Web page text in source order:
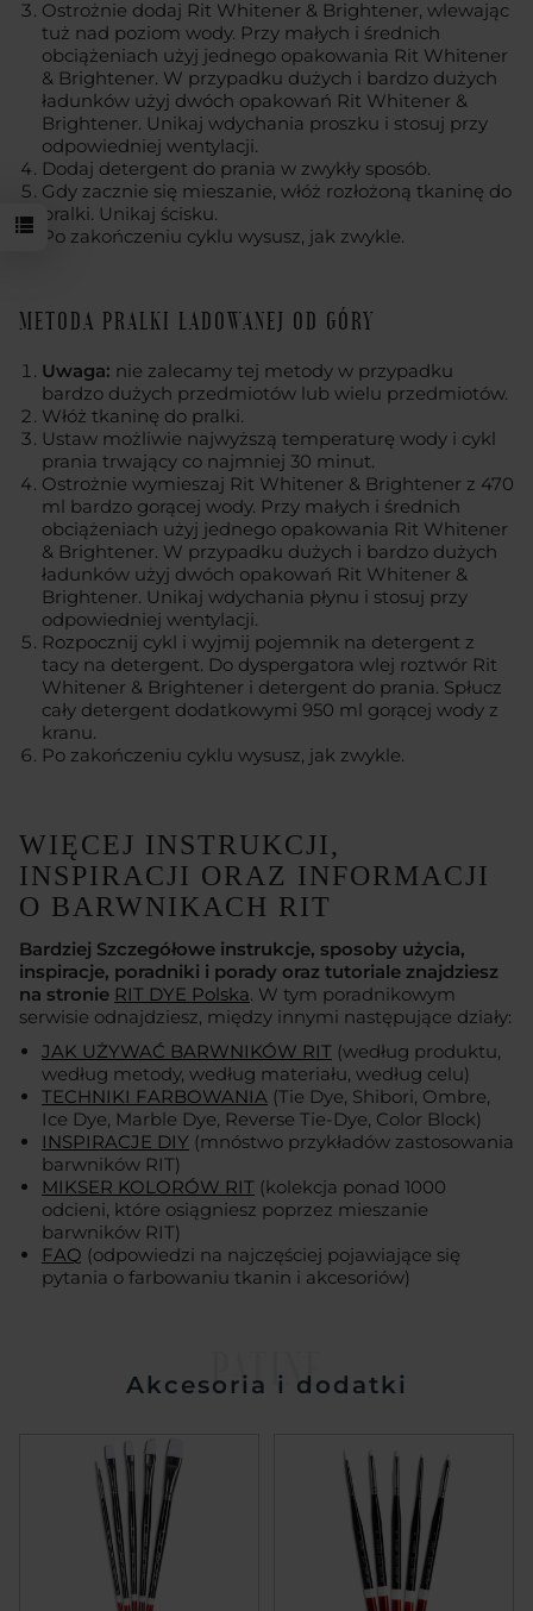
Ostrożnie dodaj Rit Whitener & Brightener, wlewając
tuż nad poziom wody. Przy małych i średnich
obciążeniach użyj jednego opakowania Rit Whitener
& Brightener. W przypadku dużych i bardzo dużych
ładunków użyj dwóch opakowań Rit Whitener &
Brightener. Unikaj wdychania proszku i stosuj przy
odpowiedniej wentylacji.
Dodaj detergent do prania w zwykły sposób.
Gdy zacznie się mieszanie, włóż rozłożoną tkaninę do
pralki. Unikaj ścisku.
Po zakończeniu cyklu wysusz, jak zwykle.
METODA PRALKI ŁADOWANEJ OD GÓRY
Uwaga: nie zalecamy tej metody w przypadku
bardzo dużych przedmiotów lub wielu przedmiotów.
Włóż tkaninę do pralki.
Ustaw możliwie najwyższą temperaturę wody i cykl
prania trwający co najmniej 30 minut.
Ostrożnie wymieszaj Rit Whitener & Brightener z 470
ml bardzo gorącej wody. Przy małych i średnich
obciążeniach użyj jednego opakowania Rit Whitener
& Brightener. W przypadku dużych i bardzo dużych
ładunków użyj dwóch opakowań Rit Whitener &
Brightener. Unikaj wdychania płynu i stosuj przy
odpowiedniej wentylacji.
Rozpocznij cykl i wyjmij pojemnik na detergent z
tacy na detergent. Do dyspergatora wlej roztwór Rit
Whitener & Brightener i detergent do prania. Spłucz
cały detergent dodatkowymi 950 ml gorącej wody z
kranu.
Po zakończeniu cyklu wysusz, jak zwykle.
WIĘCEJ INSTRUKCJI,
INSPIRACJI ORAZ INFORMACJI
O BARWNIKACH RIT
Bardziej Szczegółowe instrukcje, sposoby użycia,
inspiracje, poradniki i porady oraz tutoriale znajdziesz
na stronie RIT DYE Polska. W tym poradnikowym
serwisie odnajdziesz, między innymi następujące działy:
JAK UŻYWAĆ BARWNIKÓW RIT (według produktu,
według metody, według materiału, według celu)
TECHNIKI FARBOWANIA (Tie Dye, Shibori, Ombre,
Ice Dye, Marble Dye, Reverse Tie-Dye, Color Block)
INSPIRACJE DIY (mnóstwo przykładów zastosowania
barwników RIT)
MIKSER KOLORÓW RIT (kolekcja ponad 1000
odcieni, które osiągniesz poprzez mieszanie
barwników RIT)
FAQ (odpowiedzi na najczęściej pojawiające się
pytania o farbowaniu tkanin i akcesoriów)
PATINE
Akcesoria i dodatki